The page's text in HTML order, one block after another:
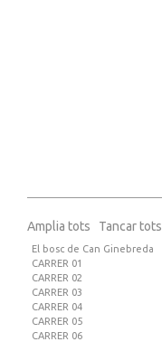
Amplia tots Tancar tots
El bosc de Can Ginebreda
CARRER 01
CARRER 02
CARRER 03
CARRER 04
CARRER 05
CARRER 06